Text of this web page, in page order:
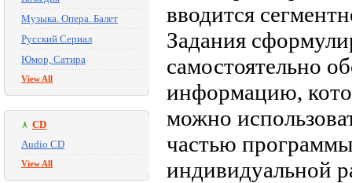
Музыка. Опера. Балет
Русский Сериал
Юмор, Сатира
View All
CD
Audio CD
View All
вводится
Задания
самостоятельно
информацию,
можно
частью
индивидуальной